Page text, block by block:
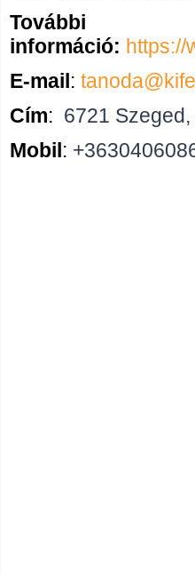
További
információ: https://
E-mail:
Cím: 6721
Mobil: